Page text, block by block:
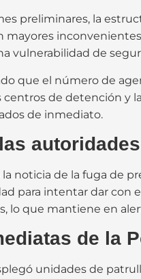
preliminares, la
mayores
vulnerabilidad de
que el número de
de detención y
de inmediato.
noticia de la fuga de
para intentar dar con
lo que mantiene en
de la
unidades de